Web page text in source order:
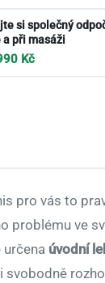
si společný
a při masáži
Kč
pro vás to
problému ve
určena úvodní
svobodně